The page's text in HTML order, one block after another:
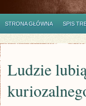
STRONA GŁÓWNA SPIS
Ludzie